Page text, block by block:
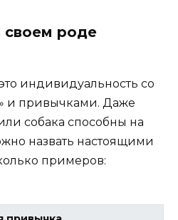
своем роде
индивидуальность со
и привычками. Даже
собака способны на
назвать настоящими
примеров: